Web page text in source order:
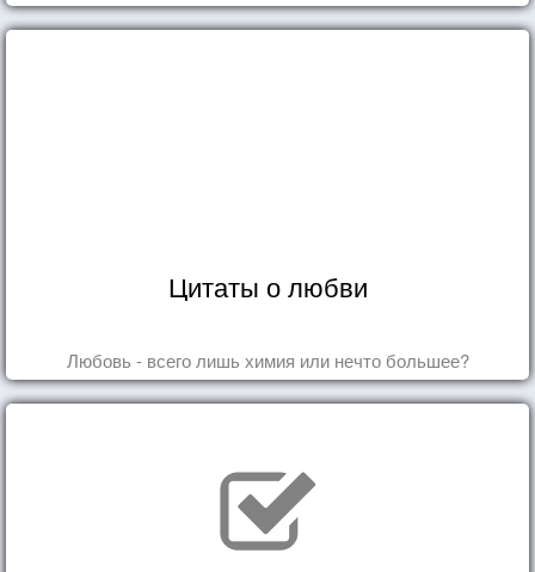
Цитаты о любви
Любовь - всего лишь химия или нечто большее?